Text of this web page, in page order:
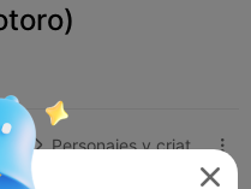
 Personajes y criaturas 
